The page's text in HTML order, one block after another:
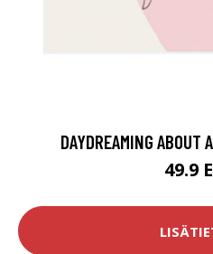
DAYDREAMING ABOUT
49.9